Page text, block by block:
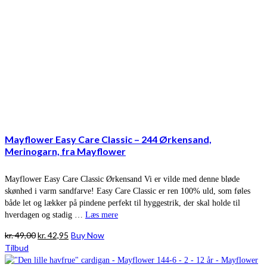
Mayflower Easy Care Classic – 244 Ørkensand,
Merinogarn, fra Mayflower
Mayflower Easy Care Classic Ørkensand Vi er vilde med denne bløde
skønhed i varm sandfarve! Easy Care Classic er ren 100% uld, som føles
både let og lækker på pindene perfekt til hyggestrik, der skal holde til
hverdagen og stadig … Læs mere
kr.49,00Den
pris
kr.42,95 Den
pris
Buy Now
Tilbud